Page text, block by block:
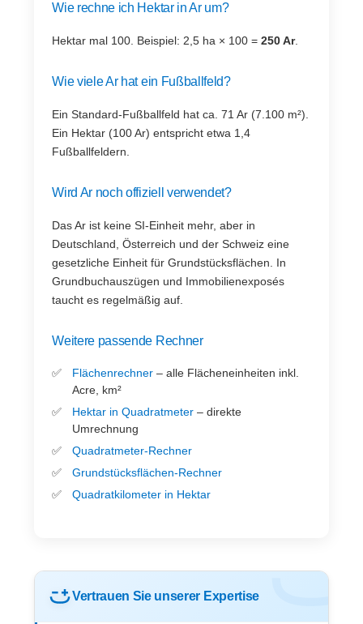
Wie rechne ich Hektar in Ar um?
Hektar mal 100. Beispiel: 2,5 ha × 100 =250 Ar.
Wie viele Ar hat ein Fußballfeld?
Ein Standard-Fußballfeld hat ca. 71 Ar (7.100 m²).
Ein Hektar (100 Ar) entspricht etwa 1,4
Fußballfeldern.
Wird Ar noch offiziell verwendet?
Das Ar ist keine SI-Einheit mehr, aber in
Deutschland, Österreich und der Schweiz eine
gesetzliche Einheit für Grundstücksflächen. In
Grundbuchauszügen und Immobilienexposés
taucht es regelmäßig auf.
Weitere passende Rechner
Flächenrechner – alle Flächeneinheiten inkl.
Acre, km²
Hektar in Quadratmeter – direkte
Umrechnung
Quadratmeter-Rechner
Grundstücksflächen-Rechner
Quadratkilometer in Hektar
Vertrauen Sie unserer Expertise